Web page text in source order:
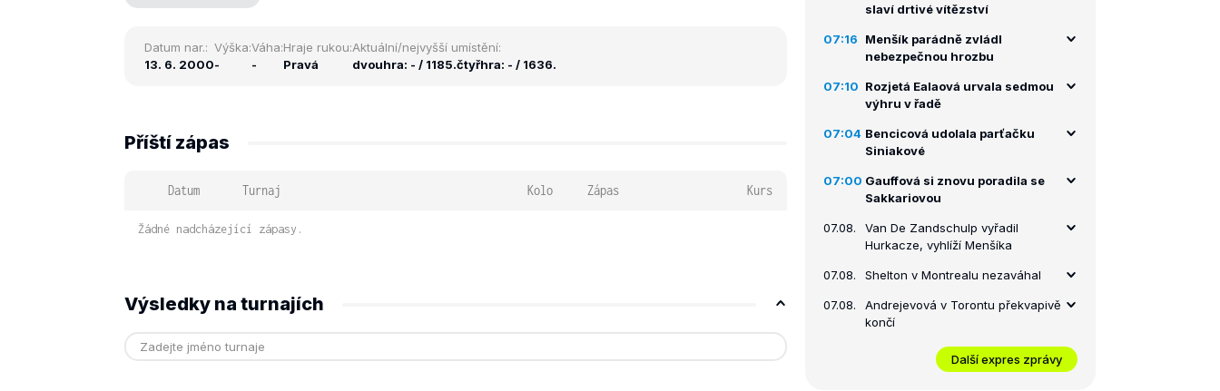
Datum nar.:
13. 6. 2000
Výška:
-
Váha:
-
Hraje rukou:
Pravá
Aktuální/nejvyšší umístění:
dvouhra: - / 1185.čtyřhra: - / 1636.
Příští zápas
Datum Turnaj Kolo Zápas Kurs
Žádné nadcházející zápasy.
Výsledky na turnajích
slaví drtivé vítězství
07:16
Menšík parádně zvládl
nebezpečnou hrozbu
07:10 Rozjetá Ealaová urvala sedmou
výhru v řadě
07:04 Bencicová udolala parťačku
Siniakové
07:00 Gauffová si znovu poradila se
Sakkariovou
07.08.
Van De Zandschulp vyřadil
Hurkacze, vyhlíží Menšíka
07.08. Shelton v Montrealu nezaváhal
07.08.
Andrejevová v Torontu překvapivě
končí
Další expres zprávy